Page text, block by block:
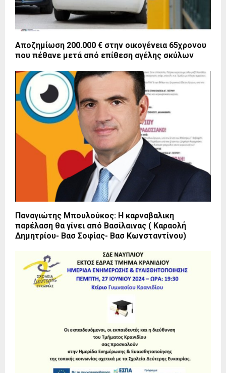
Αποζημίωση 200.000 € στην οικογένεια 65χρονου
που πέθανε μετά από επίθεση αγέλης σκύλων
Παναγιώτης Μπουλούκος: Η καρναβαλικη
παρέλαση θα γίνει από Βασίλαινας ( Καραολή
Δημητρίου- Βασ Σοφίας- Βασ Κωνσταντίνου)